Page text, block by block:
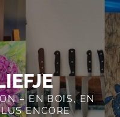
– EN BOIS, EN
ENCORE